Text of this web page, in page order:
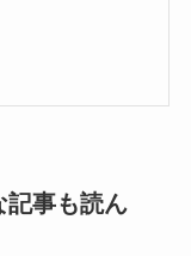
記事も読ん